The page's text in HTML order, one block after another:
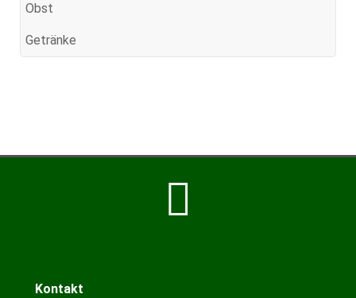
Obst
Getränke
Kontakt